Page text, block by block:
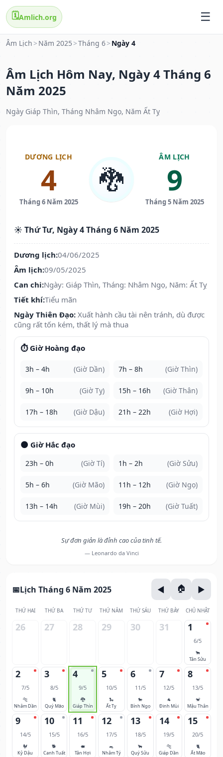
🗓️Amlich.org
Âm Lịch > Năm 2025 >Tháng 6> Ngày 4
Âm Lịch Hôm Nay, Ngày 4 Tháng 6
Năm 2025
Ngày Giáp Thìn, Tháng Nhâm Ngọ, Năm Ất Tỵ
DƯƠNG LỊCH
4
Tháng 6 Năm 2025
🐉
ÂM LỊCH
9
Tháng 5 Năm 2025
☀️ Thứ Tư, Ngày 4 Tháng 6 Năm 2025
Dương lịch:04/06/2025
Âm lịch:09/05/2025
Can chi:Ngày: Giáp Thìn, Tháng: Nhâm Ngọ, Năm: Ất Tỵ
Tiết khí:Tiểu mãn
Ngày Thiên Đạo: Xuất hành cầu tài nên tránh, dù được
cũng rất tốn kém, thất lý mà thua
⏱️ Giờ Hoàng đạo
3h – 4h (Giờ Dần) 7h – 8h (Giờ Thìn)
9h – 10h (Giờ Tỵ) 15h – 16h (Giờ Thân)
17h – 18h (Giờ Dậu) 21h – 22h (Giờ Hợi)
🌑 Giờ Hắc đạo
23h – 0h (Giờ Tí) 1h – 2h (Giờ Sửu)
5h – 6h (Giờ Mão) 11h – 12h (Giờ Ngọ)
13h – 14h (Giờ Mùi) 19h – 20h (Giờ Tuất)
Sự đơn giản là đỉnh cao của tinh tế.
— Leonardo da Vinci
Lịch Tháng 6 Năm 2025
THỨ HAI THỨ BA THỨ TƯ THỨ NĂM THỨ SÁU THỨ BẢY CHỦ NHẬT
26 27 28 29 30 31 1
6/5
🐂
Tân Sửu
2
7/5
🐅
Nhâm Dần
3
8/5
🐈
Quý Mão
4
9/5
🐉
Giáp Thìn
5
10/5
🐍
Ất Tỵ
6
11/5
🐎
Bính Ngọ
7
12/5
🐐
Đinh Mùi
8
13/5
🐒
Mậu Thân
9
14/5
🐓
Kỷ Dậu
10
15/5
🐕
Canh Tuất
11
16/5
🐖
Tân Hợi
12
17/5
🐀
Nhâm Tý
13
18/5
🐂
Quý Sửu
14
19/5
🐅
Giáp Dần
15
20/5
🐈
Ất Mão